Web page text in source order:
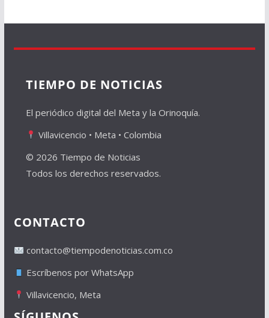
TIEMPO DE NOTICIAS
El periódico digital del Meta y la Orinoquía.
Villavicencio • Meta • Colombia
© 2026 Tiempo de Noticias
Todos los derechos reservados.
CONTACTO
contacto@tiempodenoticias.com.co
Escríbenos por WhatsApp
Villavicencio, Meta